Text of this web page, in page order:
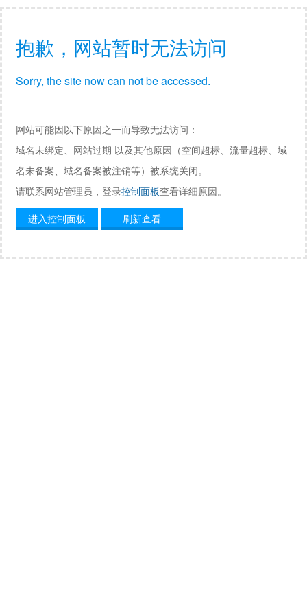
抱歉，网站暂时无法访问
Sorry, the site now can not be accessed.
网站可能因以下原因之一而导致无法访问：
域名未绑定、网站过期 以及其他原因（空间超标、流量超标、域
名未备案、域名备案被注销等）被系统关闭。
请联系网站管理员，登录控制面板查看详细原因。
进入控制面板
刷新查看